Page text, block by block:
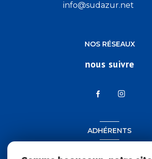
info@sudazur.net
NOS RÉSEAUX
nous suivre
ADHÉRENTS